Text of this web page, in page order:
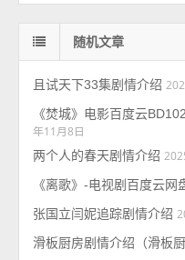
随机文章
且试天下33集剧情介绍
《焚城》电影百度云
年11月8日
两个人的春天剧情介绍
《离歌》-电视剧百度云网
张国立闫妮追踪剧情介绍
滑板厨房剧情介绍（滑板厨